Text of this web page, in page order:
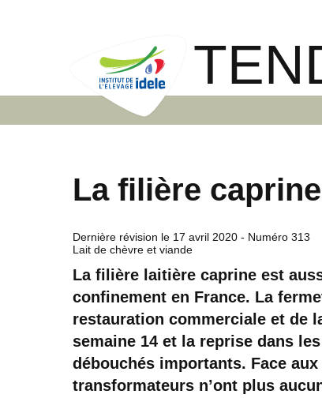
La filière
Dernière révision le 17 avril 2020 - Numéro 313
Lait de chèvre et viande
La filière laitière caprine est
confinement en France. La
restauration commerciale et de
semaine 14 et la reprise dans
débouchés importants. Face
transformateurs n’ont plus